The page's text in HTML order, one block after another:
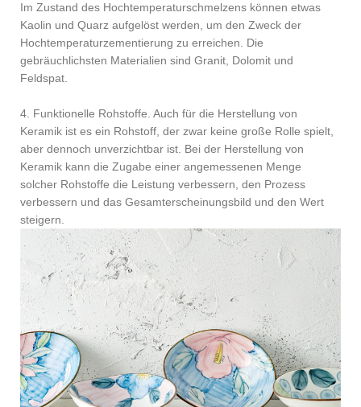
Im Zustand des Hochtemperaturschmelzens können etwas
Kaolin und Quarz aufgelöst werden, um den Zweck der
Hochtemperaturzementierung zu erreichen. Die
gebräuchlichsten Materialien sind Granit, Dolomit und
Feldspat.
4. Funktionelle Rohstoffe. Auch für die Herstellung von
Keramik ist es ein Rohstoff, der zwar keine große Rolle spielt,
aber dennoch unverzichtbar ist. Bei der Herstellung von
Keramik kann die Zugabe einer angemessenen Menge
solcher Rohstoffe die Leistung verbessern, den Prozess
verbessern und das Gesamterscheinungsbild und den Wert
steigern.